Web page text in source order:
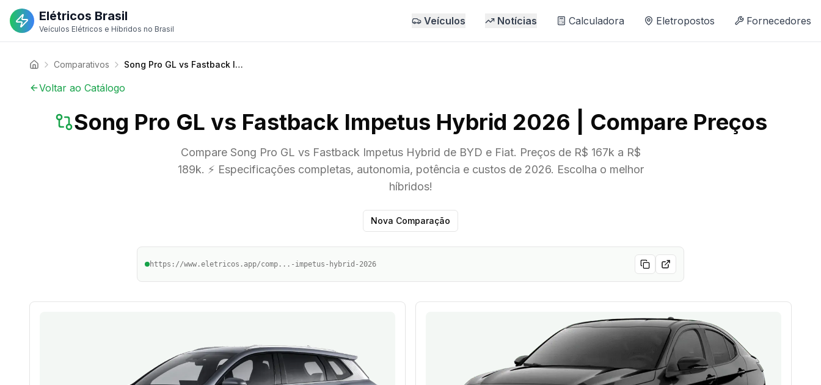
Elétricos Brasil
Veículos Elétricos e Híbridos no Brasil
Veículos Notícias Calculadora Eletropostos Fornecedores
Comparativos Song Pro GL vs Fastback Impetus Hybrid 2026 | Compare Preços
Voltar ao Catálogo
Song Pro GL vs Fastback Impetus Hybrid 2026 | Compare Preços
Compare Song Pro GL vs Fastback Impetus Hybrid de BYD e Fiat. Preços de R$ 167k a R$
189k. ⚡ Especificações completas, autonomia, potência e custos de 2026. Escolha o melhor
híbridos!
Nova Comparação
https://www.eletricos.app/comp...-impetus-hybrid-2026